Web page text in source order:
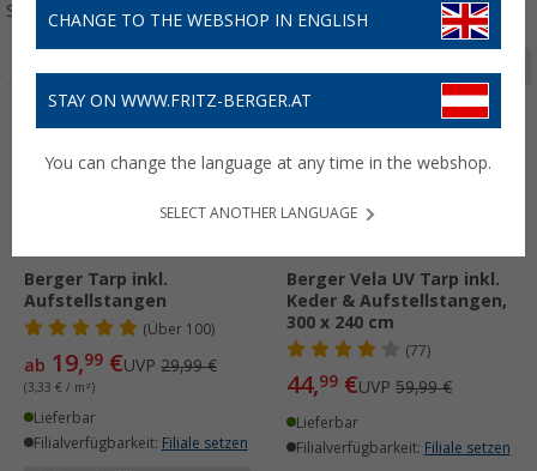
Sortieren:
%
Berger Tarp inkl.
Aufstellstangen
(Über100)
ab 19,99 €UVP 29,99 €
(3,33 € / m²)
Lieferbar
Filialverfügbarkeit: Filiale setzen
%
Berger Vela UV Tarp inkl.
Keder & Aufstellstangen,
300 x 240 cm
(77)
44,99 €UVP 59,99 €
Lieferbar
Filialverfügbarkeit: Filiale setzen
CHANGE TO THE WEBSHOP IN ENGLISH
STAY ON WWW.FRITZ-BERGER.AT
You can change the language at any time in the webshop.
SELECT ANOTHER LANGUAGE